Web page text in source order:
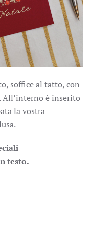
soffice al tatto, con
All’interno è inserito
la vostra
testo.